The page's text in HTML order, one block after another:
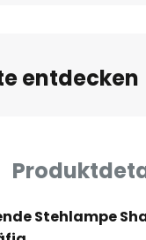
entdecken
Stehlampe